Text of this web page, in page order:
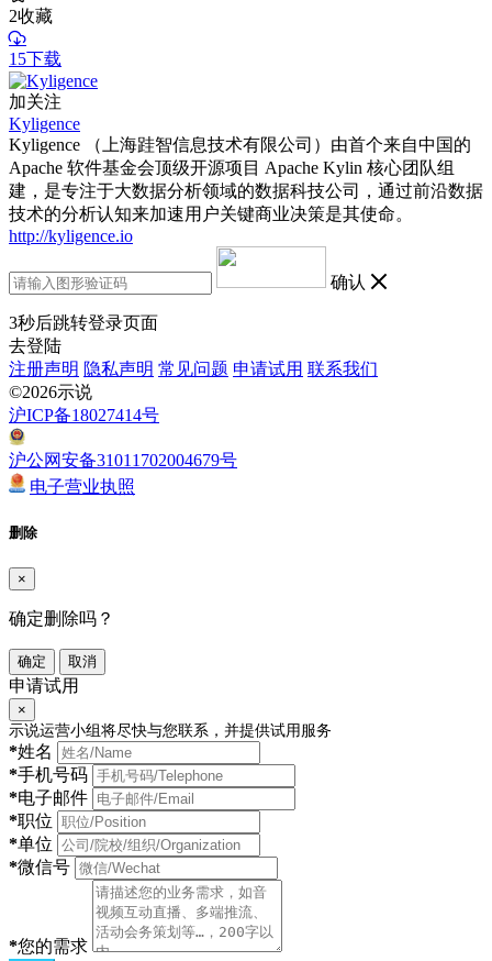
2收藏
15下载
加关注
Kyligence
Kyligence （上海跬智信息技术有限公司）由首个来自中国的
Apache 软件基金会顶级开源项目 Apache Kylin 核心团队组
建，是专注于大数据分析领域的数据科技公司，通过前沿数据
技术的分析认知来加速用户关键商业决策是其使命。
http://kyligence.io
确认
3秒后跳转登录页面
去登陆
注册声明 隐私声明 常见问题 申请试用 联系我们
©2026示说
沪ICP备18027414号
沪公网安备31011702004679号
电子营业执照
删除
×
确定删除吗？
确定 取消
申请试用
×
示说运营小组将尽快与您联系，并提供试用服务
*姓名
*手机号码
*电子邮件
*职位
*单位
*微信号
*您的需求